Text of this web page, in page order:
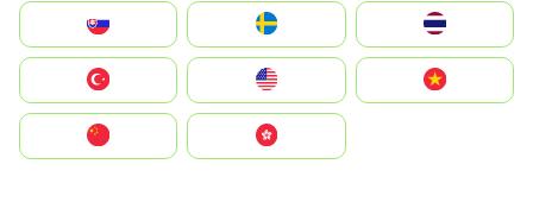
United States
中國香港特別行政區